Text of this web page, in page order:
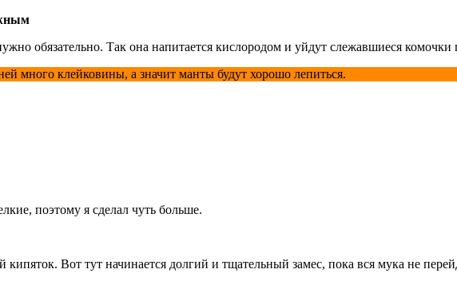
обязательно. Так она напитается кислородом и уйдут слежавшиеся комочки
много клейковины, а значит манты будут хорошо лепиться.
поэтому я сделал чуть больше.
Вот тут начинается долгий и тщательный замес, пока вся мука не